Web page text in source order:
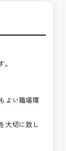
よい職場環
大切に致し